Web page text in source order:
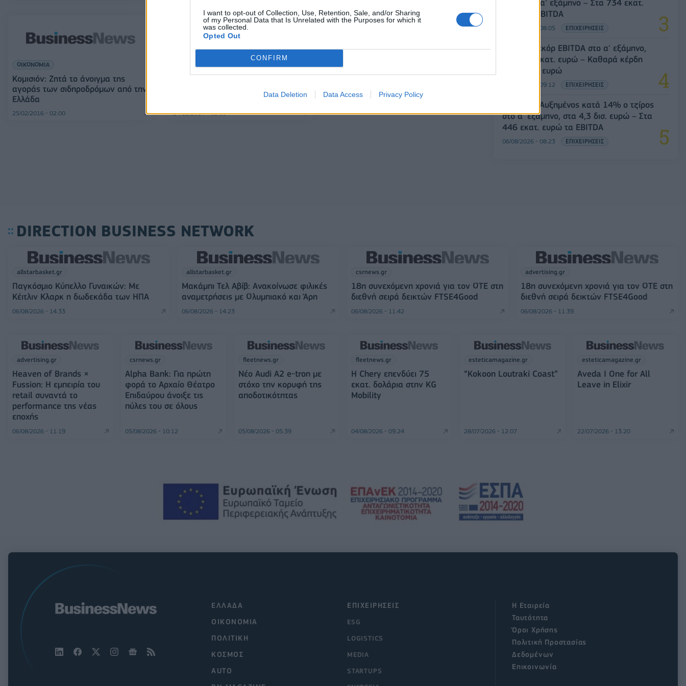
I want to opt-out of Collection, Use, Retention, Sale, and/or Sharing
of my Personal Data that Is Unrelated with the Purposes for which it
was collected.
Opted Out
CONFIRM
Data Deletion Data Access Privacy Policy
ΟΙΚΟΝΟΜΙΑ
Κομισιόν: Ζητά το άνοιγμα της
αγοράς των σιδηροδρόμων από την
Ελλάδα
25/02/2016 - 02:00
ΕΛΛΑΔΑ
Αντώνης Σαμαράς: Τι συζήτησε με
τον κινέζο ομόλογό του
24/12/2014 - 02:00
ευρώ στο α' εξάμηνο – Στα 734 εκατ.
ευρώ τα EBITDA
06/08/2026 - 08:05 ΕΠΙΧΕΙΡΗΣΕΙΣ
Metlen: Ρεκόρ EBITDA στο α' εξάμηνο,
στα 550 εκατ. ευρώ – Καθαρά κέρδη
313 εκατ. ευρώ
06/08/2026 - 09:12 ΕΠΙΧΕΙΡΗΣΕΙΣ
Viohalco: Αυξημένος κατά 14% ο τζίρος
στο α' εξάμηνο, στα 4,3 δισ. ευρώ – Στα
446 εκατ. ευρώ τα EBITDA
06/08/2026 - 08:23 ΕΠΙΧΕΙΡΗΣΕΙΣ
DIRECTION BUSINESS NETWORK
allstarbasket.gr
Παγκόσμιο Κύπελλο Γυναικών: Με
Κέιτλιν Κλαρκ η δωδεκάδα των ΗΠΑ
06/08/2026 - 14:33
allstarbasket.gr
Μακάμπι Τελ Αβίβ: Ανακοίνωσε φιλικές
αναμετρήσεις με Ολυμπιακό και Άρη
06/08/2026 - 14:23
csrnews.gr
18η συνεχόμενη χρονιά για τον ΟΤΕ στη
διεθνή σειρά δεικτών FTSE4Good
06/08/2026 - 11:42
advertising.gr
18η συνεχόμενη χρονιά για τον ΟΤΕ στη
διεθνή σειρά δεικτών FTSE4Good
06/08/2026 - 11:39
advertising.gr
Heaven of Brands ×
Fussion: Η εμπειρία του
retail συναντά το
performance της νέας
εποχής
06/08/2026 - 11:19
csrnews.gr
Alpha Bank: Για πρώτη
φορά το Αρχαίο Θέατρο
Επιδαύρου άνοιξε τις
πύλες του σε όλους
05/08/2026 - 10:12
fleetnews.gr
Νέο Audi A2 e-tron με
στόχο την κορυφή της
αποδοτικότητας
05/08/2026 - 05:39
fleetnews.gr
Η Chery επενδύει 75
εκατ. δολάρια στην KG
Mobility
04/08/2026 - 09:24
esteticamagazine.gr
“Kokoon Loutraki Coast”
28/07/2026 - 12:07
esteticamagazine.gr
Aveda I One for All
Leave in Elixir
22/07/2026 - 13:20
ΕΠΙΧΕΙΡΗΣΕΙΣ
ESG
LOGISTICS
MEDIA
STARTUPS
ΕΛΛΑΔΑ
ΟΙΚΟΝΟΜΙΑ
ΠΟΛΙΤΙΚΗ
ΚΟΣΜΟΣ
AUTO
Η Εταιρεία
Ταυτότητα
Όροι Χρήσης
Πολιτική Προστασίας
Δεδομένων
Επικοινωνία